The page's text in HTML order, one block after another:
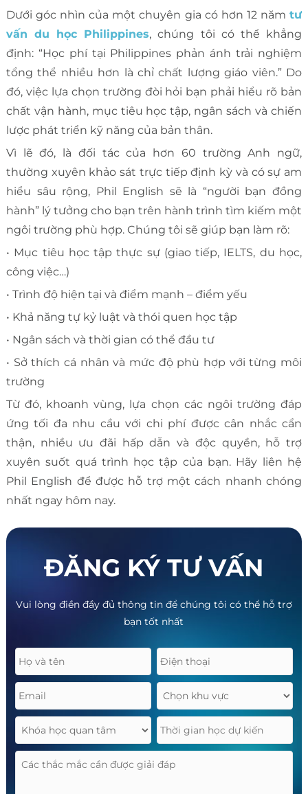
Dưới góc nhìn của một chuyên gia có hơn 12 nămtư
vấn du học Philippines, chúng tôi có thể khẳng
định: “Học phí tại Philippines phản ánh trải nghiệm
tổng thể nhiều hơn là chỉ chất lượng giáo viên.” Do
đó, việc lựa chọn trường đòi hỏi bạn phải hiểu rõ bản
chất vận hành, mục tiêu học tập, ngân sách và chiến
lược phát triển kỹ năng của bản thân.
Vì lẽ đó, là đối tác của hơn 60 trường Anh ngữ,
thường xuyên khảo sát trực tiếp định kỳ và có sự am
hiểu sâu rộng, Phil English sẽ là “người bạn đồng
hành” lý tưởng cho bạn trên hành trình tìm kiếm một
ngôi trường phù hợp. Chúng tôi sẽ giúp bạn làm rõ:
• Mục tiêu học tập thực sự (giao tiếp, IELTS, du học,
công việc…)
• Trình độ hiện tại và điểm mạnh – điểm yếu
• Khả năng tự kỷ luật và thói quen học tập
• Ngân sách và thời gian có thể đầu tư
• Sở thích cá nhân và mức độ phù hợp với từng môi
trường
Từ đó, khoanh vùng, lựa chọn các ngôi trường đáp
ứng tối đa nhu cầu với chi phí được cân nhắc cẩn
thận, nhiều ưu đãi hấp dẫn và độc quyền, hỗ trợ
xuyên suốt quá trình học tập của bạn. Hãy liên hệ
Phil English để được hỗ trợ một cách nhanh chóng
nhất ngay hôm nay.
ĐĂNG KÝ TƯ VẤN
Vui lòng điền đầy đủ thông tin để chúng tôi có thể hỗ trợ
bạn tốt nhất